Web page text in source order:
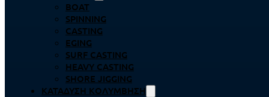
BOAT
SPINNING
CASTING
EGING
SURF CASTING
HEAVY CASTING
SHORE JIGGING
ΚΑΤΆΔΥΣΗ ΚΟΛΎΜΒΗΣΗ